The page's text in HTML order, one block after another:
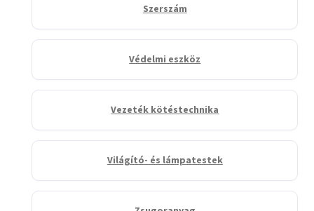
Szerszám
Védelmi eszköz
Vezeték kötéstechnika
Világító- és lámpatestek